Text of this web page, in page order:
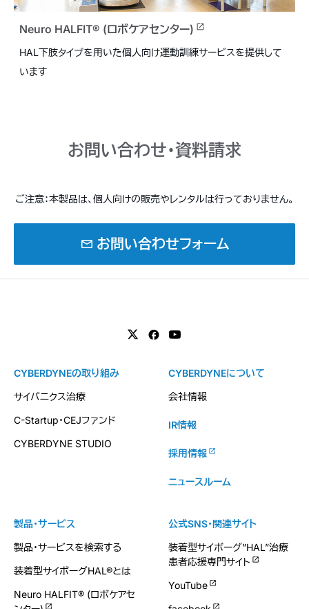
Neuro HALFIT® (ロボケアセンター)
HAL下肢タイプを用いた個人向け運動訓練サービスを提供して
います
お問い合わせ・資料請求
ご注意：本製品は、個人向けの販売やレンタルは行っておりません。
mail お問い合わせフォーム
製品・サービス
製品・サービスを検索する
装着型サイボーグHAL®とは
Neuro HALFIT® (ロボケアセ
CYBERDYNEの取り組み
サイバニクス治療
C-Startup・CEJファンド
CYBERDYNE STUDIO
CYBERDYNEについて
会社情報
IR情報
採用情報
ニュースルーム
公式SNS・関連サイト
装着型サイボーグ”HAL”治療
患者応援専門サイト
YouTube